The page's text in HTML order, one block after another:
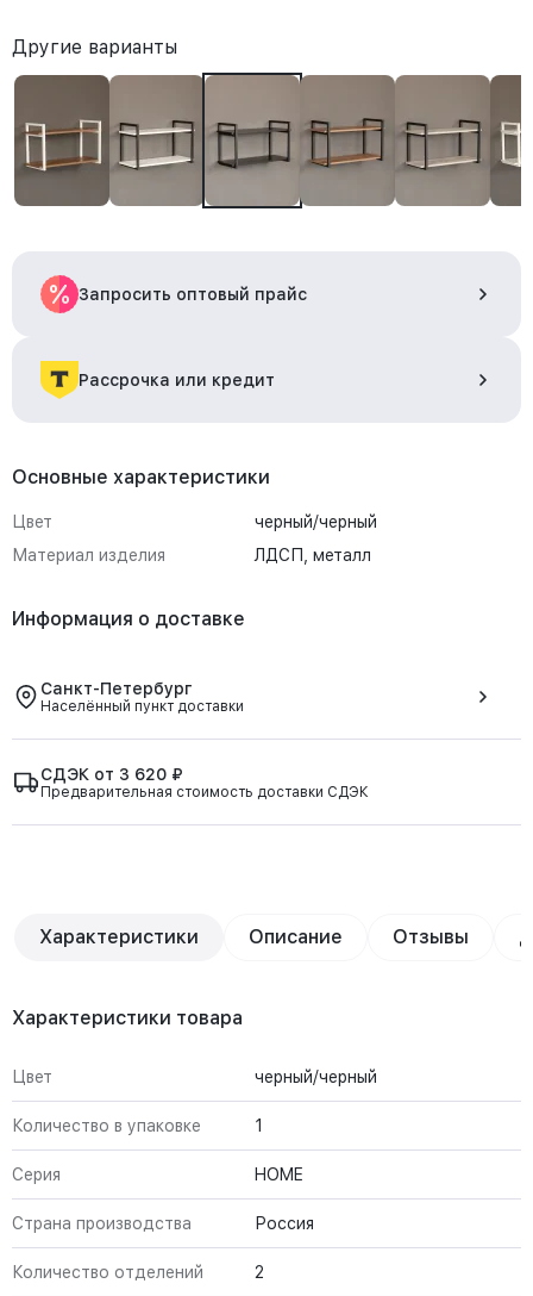
Другие варианты
Запросить оптовый прайс
Рассрочка или кредит
Основные характеристики
Цвет
черный/черный
Материал изделия
ЛДСП, металл
Информация о доставке
Санкт-Петербург
Населённый пункт доставки
СДЭК от 3 620 ₽
Предварительная стоимость доставки СДЭК
Характеристики Описание Отзывы
Характеристики товара
Цвет черный/черный
Количество в упаковке 1
Серия HOME
Страна производства Россия
Количество отделений 2